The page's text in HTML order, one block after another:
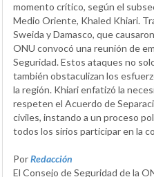
momento crítico, según el
Medio Oriente, Khaled Khiari.
Sweida y Damasco, que
ONU convocó una reunión de
Seguridad. Estos ataques no
también obstaculizan los
la región. Khiari enfatizó la
respeten el Acuerdo de
civiles, instando a un proceso
todos los sirios participar en la
PorRedacción
El Consejo de Seguridad de la